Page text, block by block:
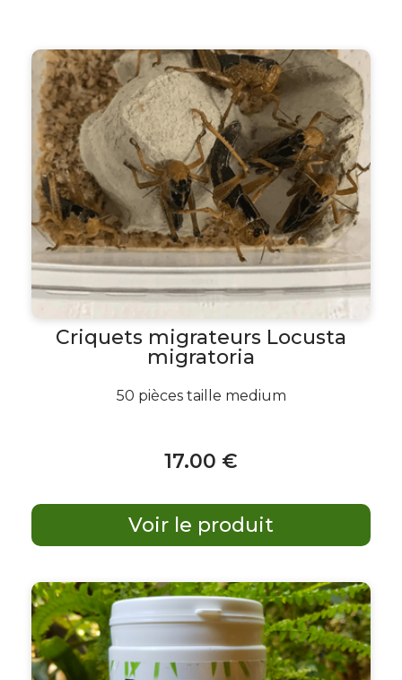
Criquets migrateurs Locusta
migratoria
50 pièces taille medium
17.00 €